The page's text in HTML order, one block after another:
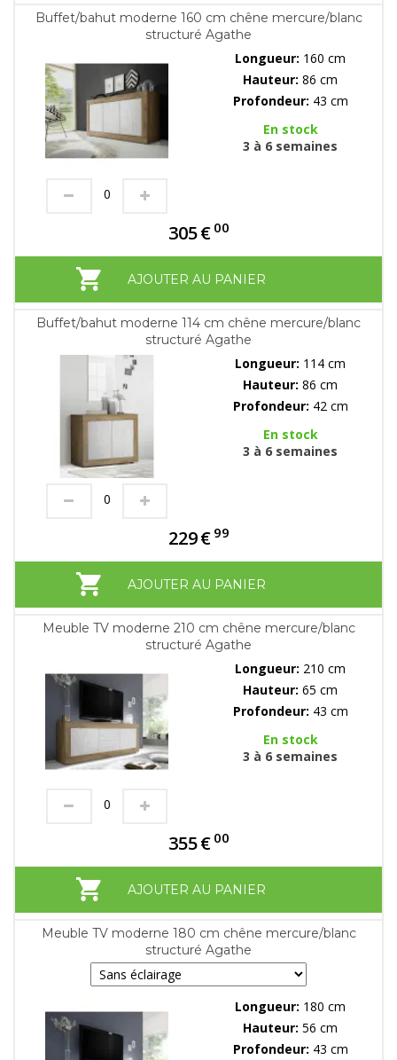
Buffet/bahut moderne 160 cm chêne mercure/blanc
structuré Agathe
Longueur: 160 cm
Hauteur: 86 cm
Profondeur: 43 cm
En stock
3 à 6 semaines
305€ 00
AJOUTER AU PANIER
Buffet/bahut moderne 114 cm chêne mercure/blanc
structuré Agathe
Longueur: 114 cm
Hauteur: 86 cm
Profondeur: 42 cm
En stock
3 à 6 semaines
229€ 99
AJOUTER AU PANIER
Meuble TV moderne 210 cm chêne mercure/blanc
structuré Agathe
Longueur: 210 cm
Hauteur: 65 cm
Profondeur: 43 cm
En stock
3 à 6 semaines
355€ 00
AJOUTER AU PANIER
Meuble TV moderne 180 cm chêne mercure/blanc
structuré Agathe
Longueur: 180 cm
Hauteur: 56 cm
Profondeur: 43 cm